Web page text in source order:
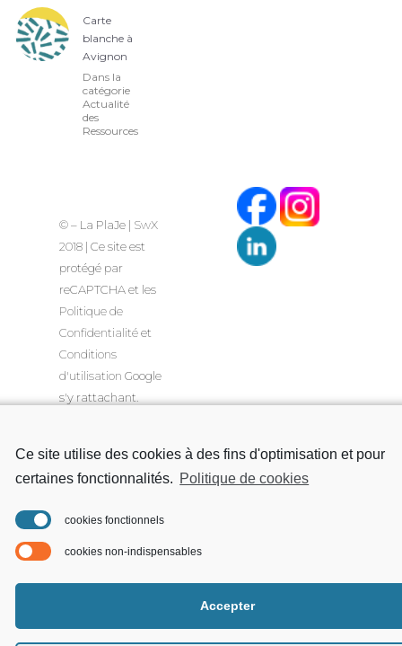
Ce site utilise des cookies à des fins d'optimisation et pour
certaines fonctionnalités. Politique de cookies
cookies fonctionnels
cookies non-indispensables
Accepter
Carte
blanche à
Avignon
Dans la
catégorie
Actualité
des
Ressources
© – La PlaJe | SwX
2018 | Ce site est
protégé par
reCAPTCHA et les
Politique de
Confidentialitéet
Conditions
d'utilisation Google
s'y rattachant.